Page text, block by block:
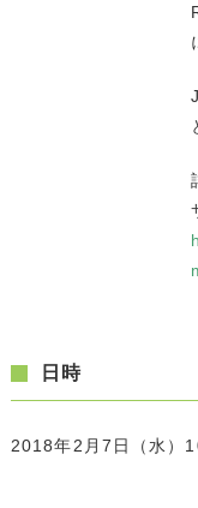
日時
2018年2月7日（水）